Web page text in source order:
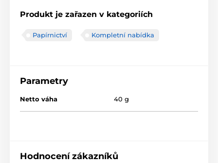
Produkt je zařazen v kategoriích
Papírnictví Kompletní nabídka
Parametry
Netto váha 40 g
Hodnocení zákazníků